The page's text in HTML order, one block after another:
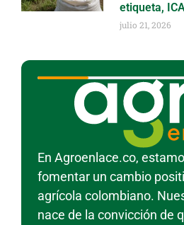
etiqueta,
julio 21, 2026
En Agroenlace.co,
fomentar un cambio
agrícola colombiano.
nace de la convicción de